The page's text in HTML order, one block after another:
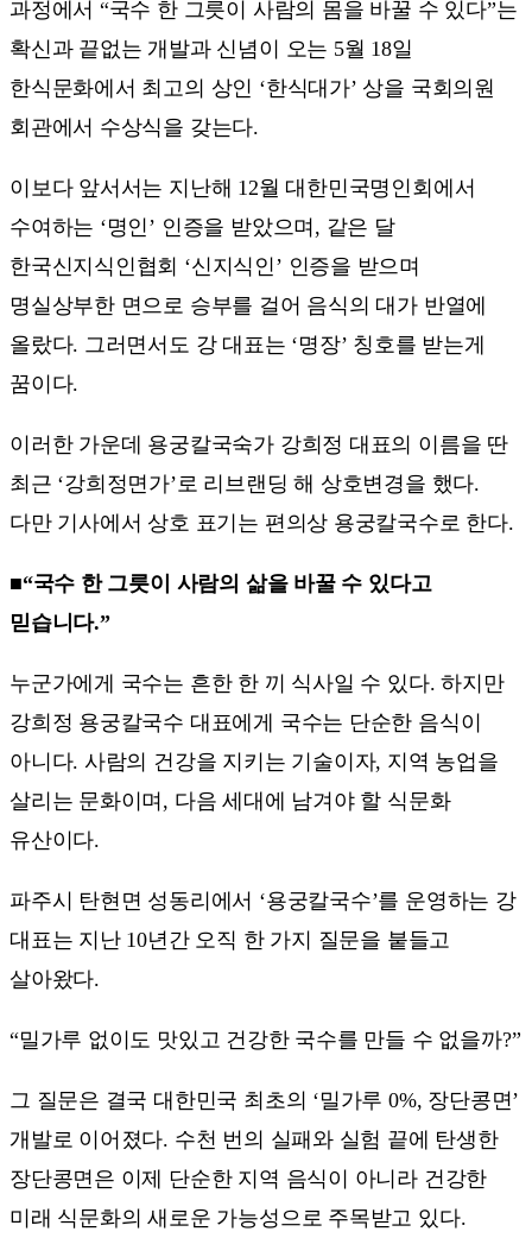
과정에서 “국수 한 그릇이 사람의 몸을 바꿀 수 있다”는
확신과 끝없는 개발과 신념이 오는 5월 18일
한식문화에서 최고의 상인 ‘한식대가’ 상을 국회의원
회관에서 수상식을 갖는다.
이보다 앞서서는 지난해 12월 대한민국명인회에서
수여하는 ‘명인’ 인증을 받았으며, 같은 달
한국신지식인협회 ‘신지식인’ 인증을 받으며
명실상부한 면으로 승부를 걸어 음식의 대가 반열에
올랐다. 그러면서도 강 대표는 ‘명장’ 칭호를 받는게
꿈이다.
이러한 가운데 용궁칼국숙가 강희정 대표의 이름을 딴
최근 ‘강희정면가’로 리브랜딩 해 상호변경을 했다.
다만 기사에서 상호 표기는 편의상 용궁칼국수로 한다.
■“국수 한 그릇이 사람의 삶을 바꿀 수 있다고
믿습니다.”
누군가에게 국수는 흔한 한 끼 식사일 수 있다. 하지만
강희정 용궁칼국수 대표에게 국수는 단순한 음식이
아니다. 사람의 건강을 지키는 기술이자, 지역 농업을
살리는 문화이며, 다음 세대에 남겨야 할 식문화
유산이다.
파주시 탄현면 성동리에서 ‘용궁칼국수’를 운영하는 강
대표는 지난 10년간 오직 한 가지 질문을 붙들고
살아왔다.
“밀가루 없이도 맛있고 건강한 국수를 만들 수 없을까?”
그 질문은 결국 대한민국 최초의 ‘밀가루 0%, 장단콩면’
개발로 이어졌다. 수천 번의 실패와 실험 끝에 탄생한
장단콩면은 이제 단순한 지역 음식이 아니라 건강한
미래 식문화의 새로운 가능성으로 주목받고 있다.